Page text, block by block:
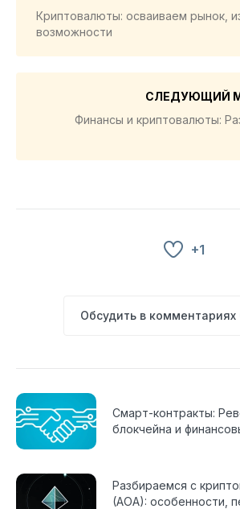
Криптовалюты: осваиваем рынок,
возможности
СЛЕДУЮЩИЙ
Финансы и криптовалюты:
Обсудить в комментариях
+1
Смарт-контракты:
блокчейна и
Разбираемся с
(AOA): особенности,